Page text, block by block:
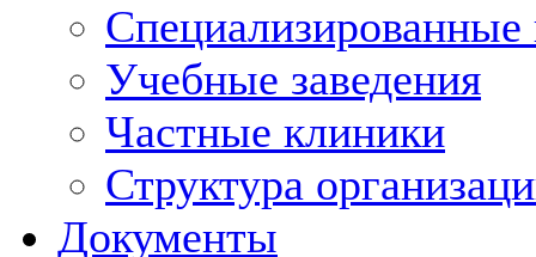
Учебные заведения
Частные клиники
Структура
Документы